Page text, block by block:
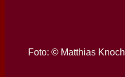
Foto: © Matthias Knoch